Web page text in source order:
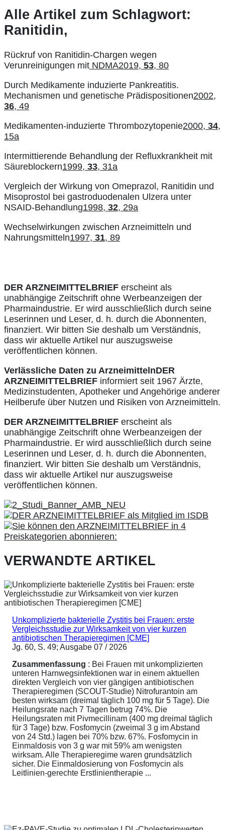
Alle Artikel zum Schlagwort:
Ranitidin,
Rückruf von Ranitidin-Chargen wegen
Verunreinigungen mit NDMA2019, 53, 80
Durch Medikamente induzierte Pankreatitis.
Mechanismen und genetische Prädispositionen2002,
36, 49
Medikamenten-induzierte Thrombozytopenie2000, 34,
15a
Intermittierende Behandlung der Refluxkrankheit mit
Säureblockern1999, 33, 31a
Vergleich der Wirkung von Omeprazol, Ranitidin und
Misoprostol bei gastroduodenalen Ulzera unter
NSAID-Behandlung1998, 32, 29a
Wechselwirkungen zwischen Arzneimitteln und
Nahrungsmitteln1997, 31, 89
DER ARZNEIMITTELBRIEF erscheint als
unabhängige Zeitschrift ohne Werbeanzeigen der
Pharmaindustrie. Er wird ausschließlich durch seine
Leserinnen und Leser, d. h. durch die Abonnenten,
finanziert. Wir bitten Sie deshalb um Verständnis,
dass wir aktuelle Artikel nur auszugsweise
veröffentlichen können.
Verlässliche Daten zu ArzneimittelnDER
ARZNEIMITTELBRIEF informiert seit 1967 Ärzte,
Medizinstudenten, Apotheker und Angehörige anderer
Heilberufe über Nutzen und Risiken von Arzneimitteln.
DER ARZNEIMITTELBRIEF erscheint als
unabhängige Zeitschrift ohne Werbeanzeigen der
Pharmaindustrie. Er wird ausschließlich durch seine
Leserinnen und Leser, d. h. durch die Abonnenten,
finanziert. Wir bitten Sie deshalb um Verständnis,
dass wir aktuelle Artikel nur auszugsweise
veröffentlichen können.
VERWANDTE ARTIKEL
Unkomplizierte bakterielle Zystitis bei Frauen: erste
Vergleichsstudie zur Wirksamkeit von vier kurzen
antibiotischen Therapieregimen [CME]
Jg. 60, S. 49; Ausgabe 07 / 2026
Zusammenfassung : Bei Frauen mit unkomplizierten
unteren Harnwegsinfektionen war in einem aktuellen
direkten Vergleich von vier gängigen antibiotischen
Therapieregimen (SCOUT-Studie) Nitrofurantoin am
besten wirksam (dreimal täglich 100 mg für 5 Tage). Die
Heilungsrate nach 7 Tagen betrug 74%. Die
Heilungsraten mit Pivmecillinam (400 mg dreimal täglich
für 3 Tage) bzw. Fosfomycin (zweimal 3 g im Abstand
von 24 Std.) lagen bei 70% bzw. 67%. Fosfomycin in
Einmaldosis von 3 g war mit 59% am wenigsten
wirksam. Alle Therapieregime waren grundsätzlich
sicher. Die Einmaldosierung von Fosfomycin als
Leitlinien-gerechte Erstlinientherapie ...